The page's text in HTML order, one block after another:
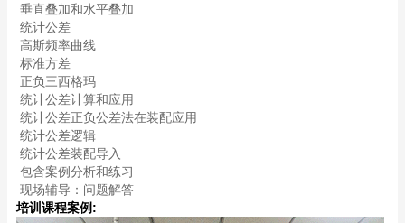
垂直叠加和水平叠加
统计公差
高斯频率曲线
标准方差
正负三西格玛
统计公差计算和应用
统计公差正负公差法在装配应用
统计公差逻辑
统计公差装配导入
包含案例分析和练习
现场辅导：问题解答
培训课程案例: